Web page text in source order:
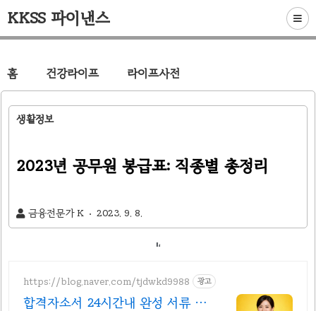
KKSS 파이낸스
홈 건강라이프 라이프사전
생활정보
2023년 공무원 봉급표: 직종별 총정리
금융전문가 K 2023. 9. 8.
https://blog.naver.com/tjdwkd9988 광고
합격자소서 24시간내 완성 서류 합